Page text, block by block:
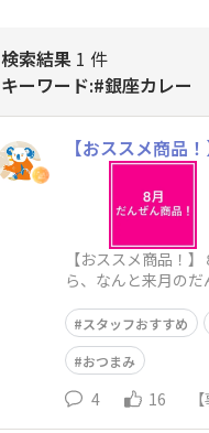
検索結果 1 件
キーワード:#銀座カレー
【おススメ商品
【おススメ商品！
ら、なんと来月の
スタッフおすすめ
おつまみ
4 16